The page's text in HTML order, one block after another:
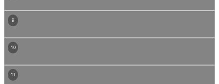
9
10
11